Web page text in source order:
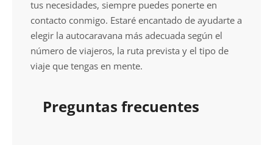
tus necesidades, siempre puedes ponerte en
contacto conmigo. Estaré encantado de ayudarte a
elegir la autocaravana más adecuada según el
número de viajeros, la ruta prevista y el tipo de
viaje que tengas en mente.
Preguntas frecuentes